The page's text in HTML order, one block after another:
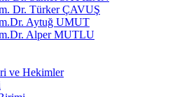
Dr. Türker ÇAVUŞ
Aytuğ UMUT
Alper MUTLU
ve Hekimler